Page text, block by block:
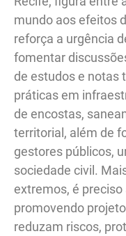
mundo aos efeitos
reforça a urgência
fomentar
de estudos e notas
práticas em
de encostas,
territorial, além de
gestores públicos,
sociedade civil.
extremos, é
promovendo
reduzam riscos,